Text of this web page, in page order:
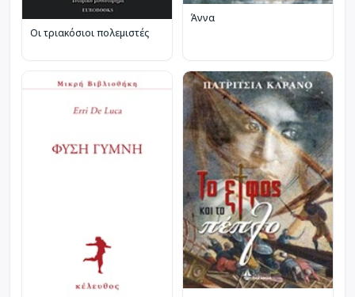
Οι τριακόσιοι πολεμιστές
Άννα